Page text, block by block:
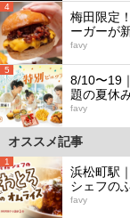
4
梅田限定
ーガーが
favy
5
8/10〜19
題の夏休
favy
オススメ記事
1
浜松町駅
シェフの
favy